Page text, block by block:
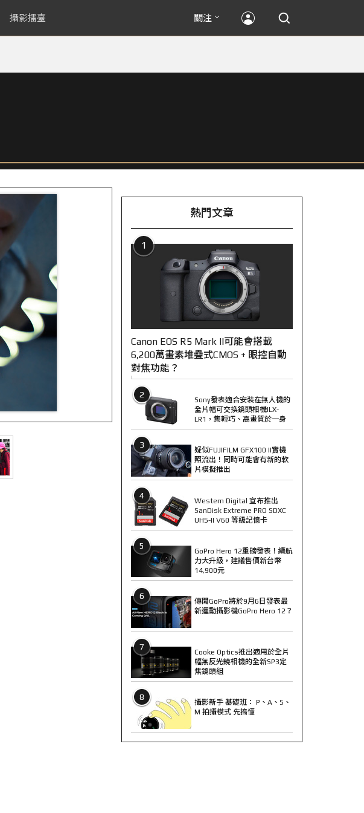
攝影擂臺 關注
熱門文章
1
Canon EOS R5 Mark II可能會搭載
6,200萬畫素堆疊式CMOS + 眼控自動
對焦功能？
2
Sony發表適合安裝在無人機的
全片幅可交換鏡頭相機ILX-
LR1，集輕巧、高畫質於一身
3
疑似FUJIFILM GFX100 II實機
照流出！同時可能會有新的軟
片模擬推出
4
Western Digital 宣布推出
SanDisk Extreme PRO SDXC
UHS-II V60 等級記憶卡
5
GoPro Hero 12重磅發表！續航
力大升級，建議售價新台幣
14,900元
6
傳聞GoPro將於9月6日發表最
新運動攝影機GoPro Hero 12？
7
Cooke Optics推出適用於全片
幅無反光鏡相機的全新SP3定
焦鏡頭組
8
攝影新手 基礎班： P、A、S、
M 拍攝模式 先搞懂